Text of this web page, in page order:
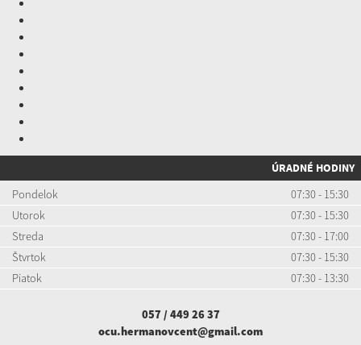
ÚRADNÉ HODINY
Pondelok
07:30 - 15:30
Utorok
07:30 - 15:30
Streda
07:30 - 17:00
Štvrtok
07:30 - 15:30
Piatok
07:30 - 13:30
057 / 449 26 37
ocu.hermanovcent@gmail.com